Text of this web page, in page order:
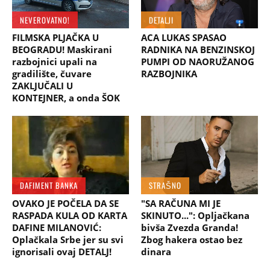
NEVEROVATNO!
FILMSKA PLJAČKA U
BEOGRADU! Maskirani
razbojnici upali na
gradilište, čuvare
ZAKLJUČALI U
KONTEJNER, a onda ŠOK
DETALJI
ACA LUKAS SPASAO
RADNIKA NA BENZINSKOJ
PUMPI OD NAORUŽANOG
RAZBOJNIKA
DAFIMENT BANKA
OVAKO JE POČELA DA SE
RASPADA KULA OD KARTA
DAFINE MILANOVIĆ:
Oplačkala Srbe jer su svi
ignorisali ovaj DETALJ!
STRAŠNO
"SA RAČUNA MI JE
SKINUTO...": Opljačkana
bivša Zvezda Granda!
Zbog hakera ostao bez
dinara